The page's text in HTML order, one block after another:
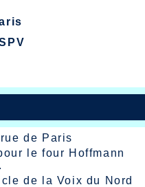
de Paris
le four Hoffmann
de la Voix du Nord